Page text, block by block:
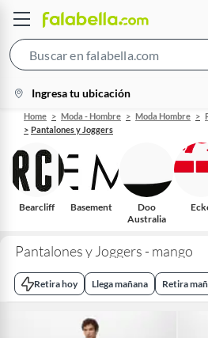
Bar
location-
icon
Ingresa tu ubicación
Home Moda - Hombre Moda Hombre
Pantalones y Joggers
Bearcliff Basement
Doo
Australia
Pantalones y Joggers - mango
Retira hoy Llega mañana Retira